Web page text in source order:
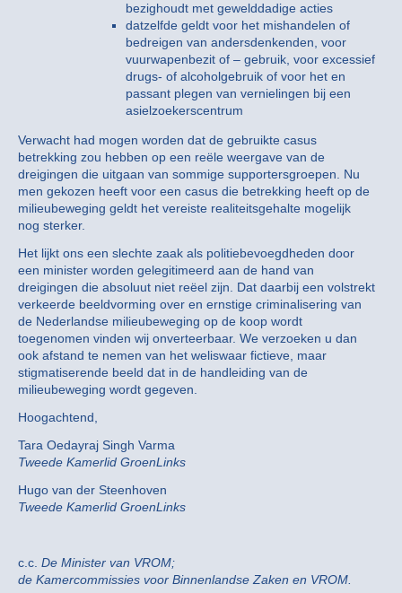
bezighoudt met gewelddadige acties
datzelfde geldt voor het mishandelen of
bedreigen van andersdenkenden, voor
vuurwapenbezit of – gebruik, voor excessief
drugs- of alcoholgebruik of voor het en
passant plegen van vernielingen bij een
asielzoekerscentrum
Verwacht had mogen worden dat de gebruikte casus
betrekking zou hebben op een reële weergave van de
dreigingen die uitgaan van sommige supportersgroepen. Nu
men gekozen heeft voor een casus die betrekking heeft op de
milieubeweging geldt het vereiste realiteitsgehalte mogelijk
nog sterker.
Het lijkt ons een slechte zaak als politiebevoegdheden door
een minister worden gelegitimeerd aan de hand van
dreigingen die absoluut niet reëel zijn. Dat daarbij een volstrekt
verkeerde beeldvorming over en ernstige criminalisering van
de Nederlandse milieubeweging op de koop wordt
toegenomen vinden wij onverteerbaar. We verzoeken u dan
ook afstand te nemen van het weliswaar fictieve, maar
stigmatiserende beeld dat in de handleiding van de
milieubeweging wordt gegeven.
Hoogachtend,
Tara Oedayraj Singh Varma
Tweede Kamerlid GroenLinks
Hugo van der Steenhoven
Tweede Kamerlid GroenLinks
c.c. De Minister van VROM;
de Kamercommissies voor Binnenlandse Zaken en VROM.